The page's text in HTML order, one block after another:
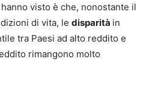
visto è che, nonostante il
di vita, le disparità in
tra Paesi ad alto reddito e
rimangono molto